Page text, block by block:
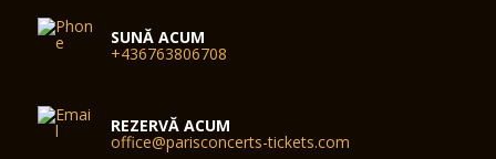
SUNĂ ACUM
+436763806708
REZERVĂ ACUM
office@parisconcerts-tickets.com